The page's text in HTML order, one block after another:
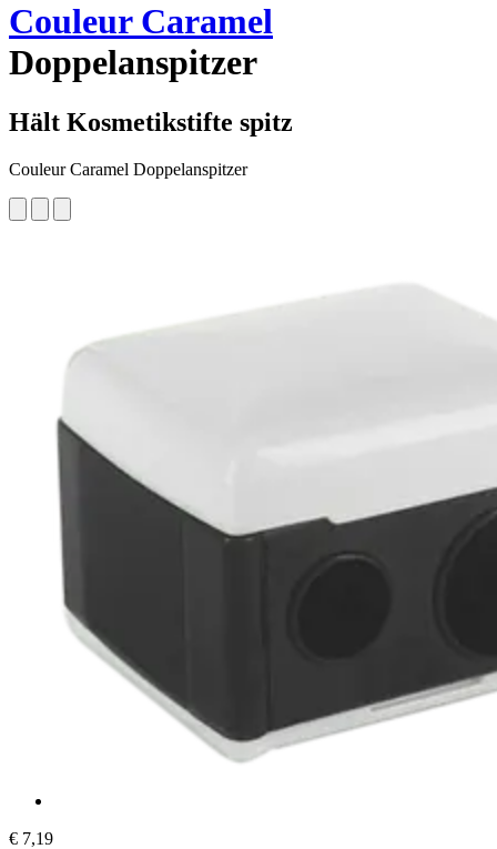
Couleur Caramel
Doppelanspitzer
Hält Kosmetikstifte spitz
Couleur Caramel Doppelanspitzer
€ 7,19